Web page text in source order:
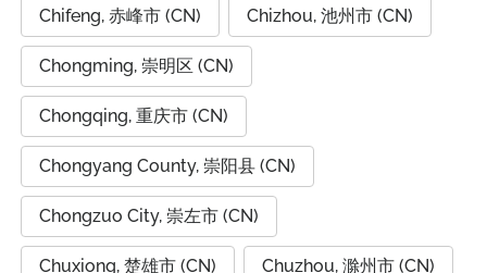
Chifeng, 赤峰市 (CN) Chizhou, 池州市 (CN)
Chongming, 崇明区 (CN)
Chongqing, 重庆市 (CN)
Chongyang County, 崇阳县 (CN)
Chongzuo City, 崇左市 (CN)
Chuxiong, 楚雄市 (CN) Chuzhou, 滁州市 (CN)